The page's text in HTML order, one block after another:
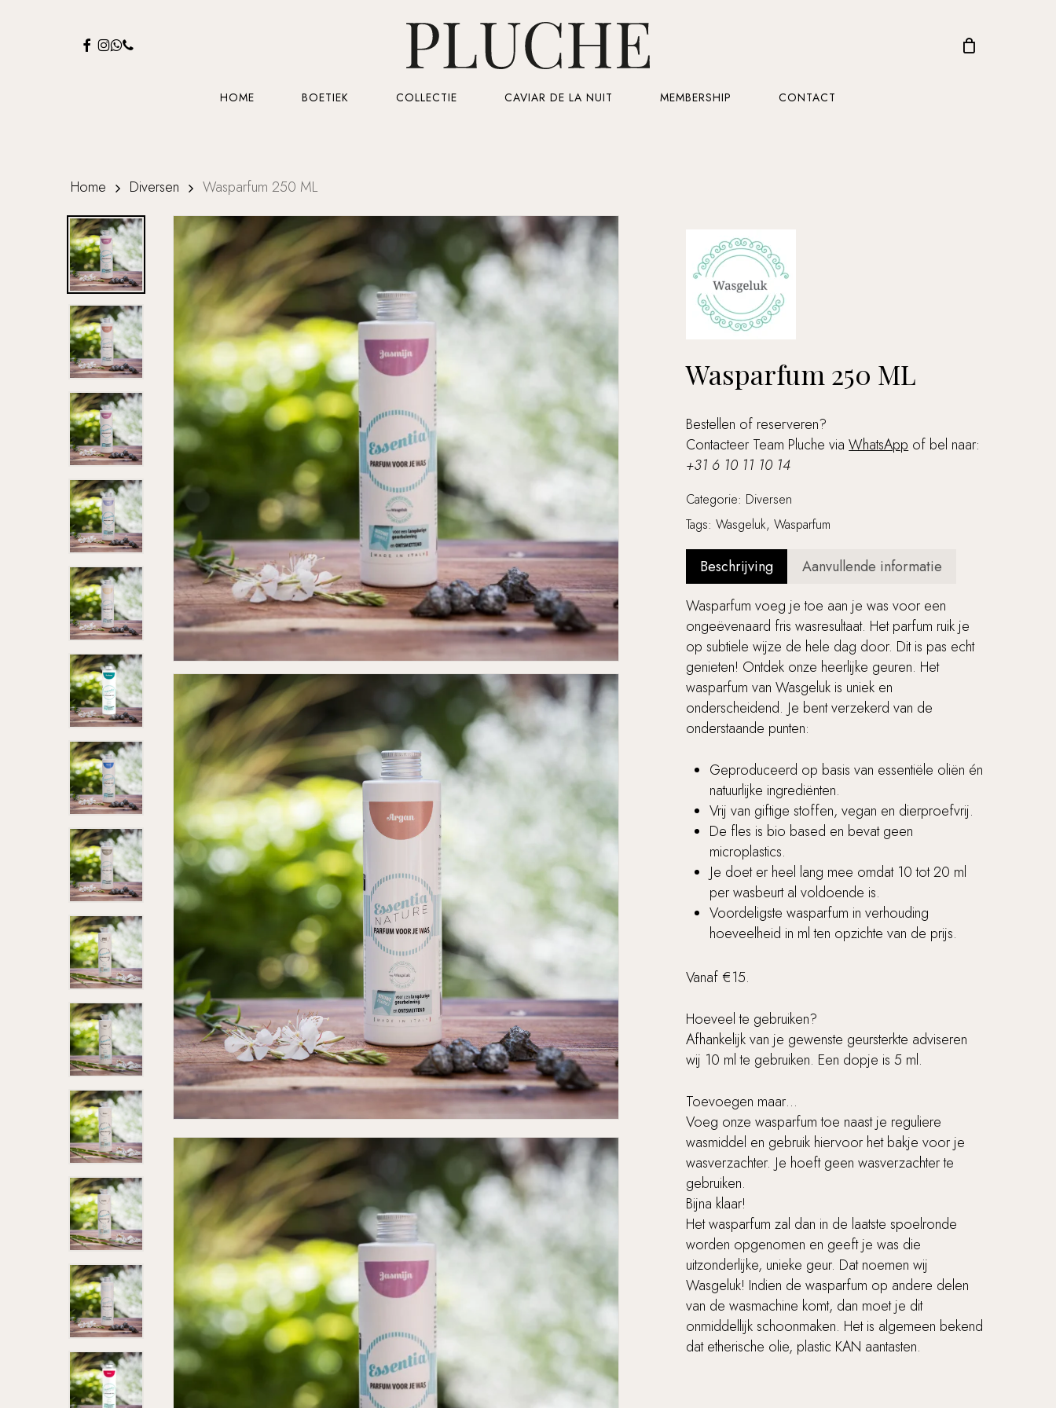
FACEBOOK
INSTAGRAM
WHATSAPP
PHONE
HOME BOETIEK COLLECTIE CAVIAR DE LA NUIT MEMBERSHIP CONTACT
Cart
Home Diversen Wasparfum 250 ML
Wasparfum 250 ML
Bestellen of reserveren?
Contacteer Team Pluche viaWhatsApp of bel naar:
+31 6 10 11 10 14
Categorie: Diversen
Tags:Wasgeluk,Wasparfum
Beschrijving
Aanvullende informatie
Wasparfum voeg je toe aan je was voor een
ongeëvenaard fris wasresultaat. Het parfum ruik je
op subtiele wijze de hele dag door. Dit is pas echt
genieten! Ontdek onze heerlijke geuren. Het
wasparfum van Wasgeluk is uniek en
onderscheidend. Je bent verzekerd van de
onderstaande punten:
Geproduceerd op basis van essentiële oliën én
natuurlijke ingrediënten.
Vrij van giftige stoffen, vegan en dierproefvrij.
De fles is bio based en bevat geen
microplastics.
Je doet er heel lang mee omdat 10 tot 20 ml
per wasbeurt al voldoende is.
Voordeligste wasparfum in verhouding
hoeveelheid in ml ten opzichte van de prijs.
Vanaf €15.
Hoeveel te gebruiken?
Afhankelijk van je gewenste geursterkte adviseren
wij 10 ml te gebruiken. Een dopje is 5 ml.
Toevoegen maar…
Voeg onze wasparfum toe naast je reguliere
wasmiddel en gebruik hiervoor het bakje voor je
wasverzachter. Je hoeft geen wasverzachter te
gebruiken.
Bijna klaar!
Het wasparfum zal dan in de laatste spoelronde
worden opgenomen en geeft je was die
uitzonderlijke, unieke geur. Dat noemen wij
Wasgeluk! Indien de wasparfum op andere delen
van de wasmachine komt, dan moet je dit
onmiddellijk schoonmaken. Het is algemeen bekend
dat etherische olie, plastic KAN aantasten.